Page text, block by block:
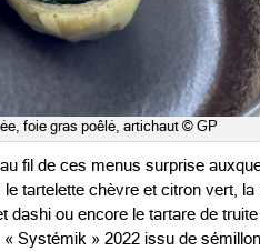
foie gras poêlé, artichaut © GP
fil de ces menus surprise
tartelette chèvre et citron vert,
dashi ou encore le tartare de
Systémik » 2022 issu de